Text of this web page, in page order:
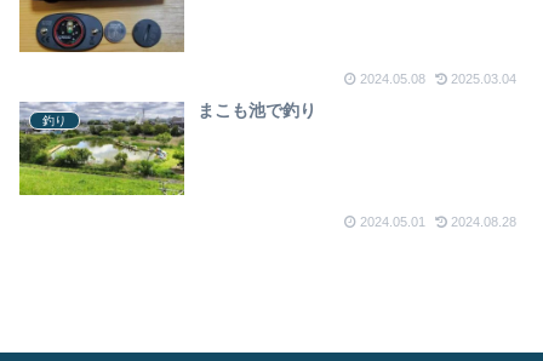
2024.05.08 2025.03.04
釣り
まこも池で釣り
2024.05.01 2024.08.28